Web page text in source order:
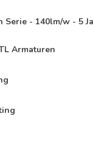
Serie - 140lm/w - 5
Armaturen